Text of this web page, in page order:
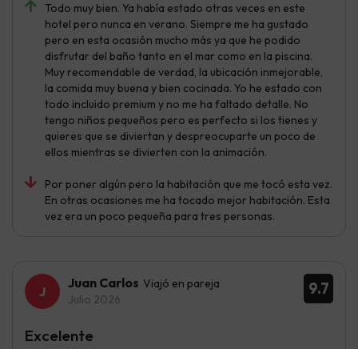
Todo muy bien. Ya había estado otras veces en este
hotel pero nunca en verano. Siempre me ha gustado
pero en esta ocasión mucho más ya que he podido
disfrutar del baño tanto en el mar como en la piscina.
Muy recomendable de verdad, la ubicación inmejorable,
la comida muy buena y bien cocinada. Yo he estado con
todo incluido premium y no me ha faltado detalle. No
tengo niños pequeños pero es perfecto si los tienes y
quieres que se diviertan y despreocuparte un poco de
ellos mientras se divierten con la animación.
Por poner algún pero la habitación que me tocó esta vez.
En otras ocasiones me ha tocado mejor habitación. Esta
vez era un poco pequeña para tres personas.
9.7
Juan Carlos Viajó en pareja
Julio 2026
Excelente